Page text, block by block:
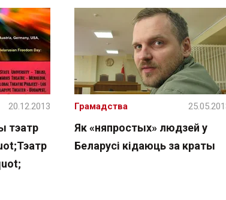
тэатр
20.12.2013
Як «няпростых» людзей у
Беларусі кідаюць за краты
Грамадства